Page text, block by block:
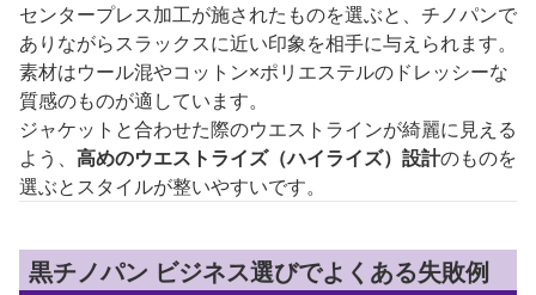
センタープレス加工が施されたものを選ぶと、チノパンで
ありながらスラックスに近い印象を相手に与えられます。
素材はウール混やコットン×ポリエステルのドレッシーな
質感のものが適しています。
ジャケットと合わせた際のウエストラインが綺麗に見える
よう、 高めのウエストライズ（ハイライズ）設計のものを
選ぶとスタイルが整いやすいです。
黒チノパン ビジネス選びでよくある失敗例